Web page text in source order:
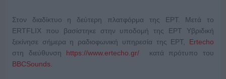
Στον διαδίκτυο η δεύτερη πλατφόρμα της ΕΡΤ. Μετά το
ERTFLIX που βασίστηκε στην υποδομή της ΕΡΤ Υβριδική
ξεκίνησε σήμερα η ραδιοφωνική υπηρεσία της ΕΡΤ, Εrtecho
στη διεύθυνση https://www.ertecho.gr/ κατά πρότυπο του
BBCSounds.